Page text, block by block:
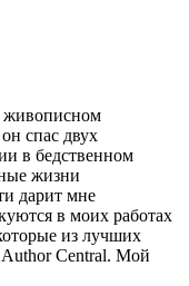
живописном
спас двух
в бедственном
жизни
дарит мне
в моих работах
из лучших
Author Central. Мой